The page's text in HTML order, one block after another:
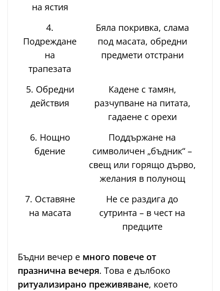
на ястия
4.
Подреждане
на
трапезата
Бяла покривка, слама
под масата, обредни
предмети отстрани
5. Обредни
действия
Кадене с тамян,
разчупване на питата,
гадаене с орехи
6. Нощно
бдение
Поддържане на
символичен „бъдник“ –
свещ или горящо дърво,
желания в полунощ
7. Оставяне
на масата
Не се раздига до
сутринта – в чест на
предците
Бъдни вечер е много повече от
празнична вечеря. Това е дълбоко
ритуализирано преживяване, което